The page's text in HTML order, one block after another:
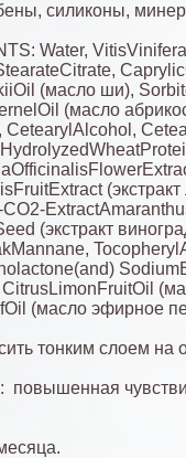
силиконы,
Water,
(масло ши),
(масло
CеtearylAlcohol,
(экстракт
(масло эфирное
тонким слоем на
повышенная